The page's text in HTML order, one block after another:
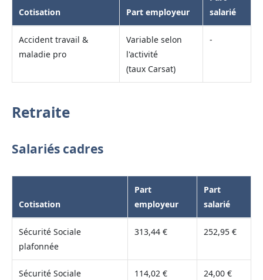
Cotisation Part employeur
salarié
Accident travail &
maladie pro
Variable selon
l'activité
(taux Carsat)
-
Retraite
Salariés cadres
Cotisation
Part
employeur
Part
salarié
Sécurité Sociale
plafonnée
313,44 € 252,95 €
Sécurité Sociale
114,02 € 24,00 €